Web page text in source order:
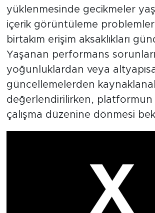
yüklenmesinde gecikmeler
içerik görüntüleme
birtakım erişim aksaklıkları
Yaşanan performans
yoğunluklardan veya
güncellemelerden
değerlendirilirken, platformun
çalışma düzenine dönmesi